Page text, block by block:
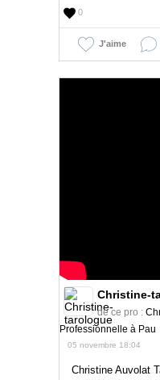
0
J'aime
Christine-
de ce pro :
Professionnelle à Pau
05 novembre 18:04
Christine Auvolat